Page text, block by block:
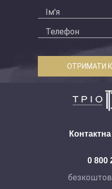
ОТРИМАТИ
0 800